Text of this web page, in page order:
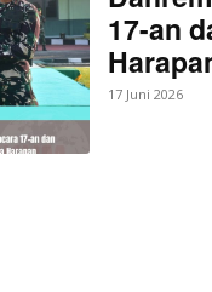
17-an
17 Juni 2026